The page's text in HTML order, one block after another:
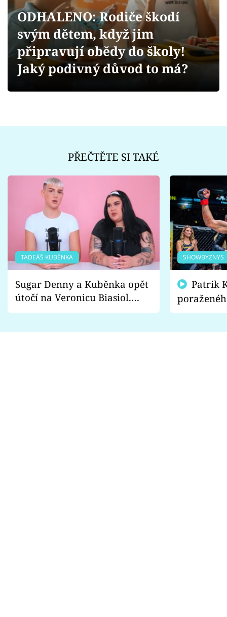
Videa
Sledujte prima+
ODHALENO: Rodiče škodí
svým dětem, když jim
připravují obědy do školy!
Jaký podivný důvod to má?
PŘEČTĚTE SI TAKÉ
TADEÁŠ KUBĚNKA
Sugar Denny a Kuběnka opět
útočí na Veronicu Biasiol.
Proč je podle nich falešná a
SHOWBYZNYS
fanoušci